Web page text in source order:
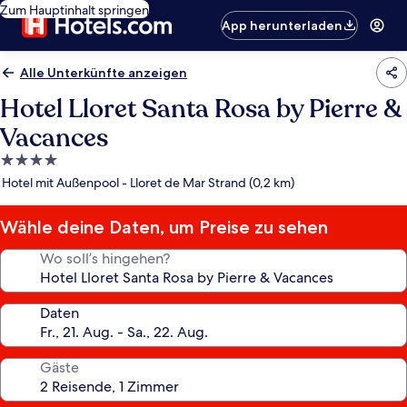
Zum Hauptinhalt springen
App herunterladen
Alle Unterkünfte anzeigen
Hotel Lloret Santa Rosa by Pierre &
Vacances
4.0-
Sterne-
Hotel mit Außenpool - Lloret de Mar Strand (0,2 km)
Wähle deine Daten, um Preise zu sehen
Wo soll’s hingehen?
Daten
Gäste